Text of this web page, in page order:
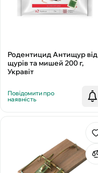
Родентицид Антищур від
щурів та мишей 200 г,
Укравіт
Повідомити про
наявність